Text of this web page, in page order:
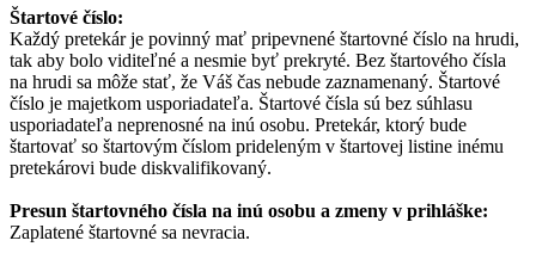
Štartové číslo:
Každý pretekár je povinný mať pripevnené štartovné číslo na hrudi,
tak aby bolo viditeľné a nesmie byť prekryté. Bez štartového čísla
na hrudi sa môže stať, že Váš čas nebude zaznamenaný. Štartové
číslo je majetkom usporiadateľa. Štartové čísla sú bez súhlasu
usporiadateľa neprenosné na inú osobu. Pretekár, ktorý bude
štartovať so štartovým číslom prideleným v štartovej listine inému
pretekárovi bude diskvalifikovaný.
Presun štartovného čísla na inú osobu a zmeny v prihláške:
Zaplatené štartovné sa nevracia.